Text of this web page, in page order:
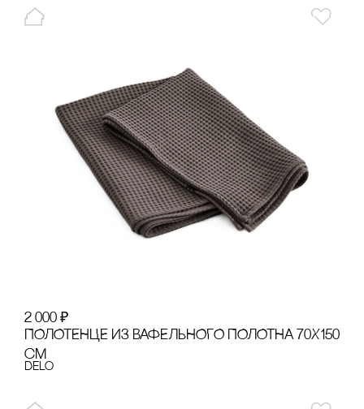
2 000 ₽
ПОЛОТЕНЦЕ ИЗ ВАФЕЛЬНОГО ПОЛОТНА 70Х150
сМ
Delo